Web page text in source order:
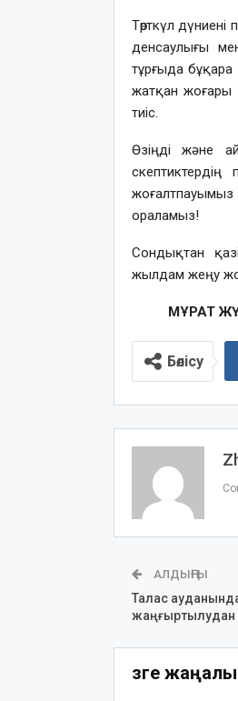
Төрткүл
денсаулығы
тұрғыда
жатқан жоғары
тиіс.
Өзіңді және
скептиктердің
ораламыз!
Сондықтан
жылдам жеңу
МҰРАТ
Бөлісу
АЛДЫҢҒЫ
Талас
жаңғыртылудан
Өзге